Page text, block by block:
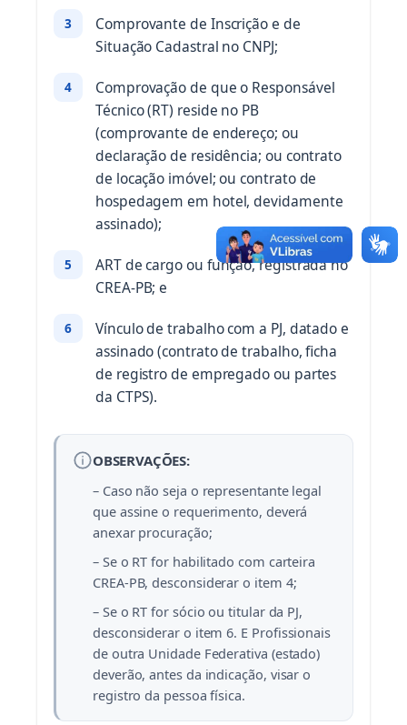
Comprovante de Inscrição e de
Situação Cadastral no CNPJ;
Comprovação de que o Responsável
Técnico (RT) reside no PB
(comprovante de endereço; ou
declaração de residência; ou contrato
de locação imóvel; ou contrato de
hospedagem em hotel, devidamente
assinado);
ART de cargo ou função, registrada no
CREA-PB; e
Vínculo de trabalho com a PJ, datado e
assinado (contrato de trabalho, ficha
de registro de empregado ou partes
da CTPS).
OBSERVAÇÕES:
– Caso não seja o representante legal
que assine o requerimento, deverá
anexar procuração;
– Se o RT for habilitado com carteira
CREA-PB, desconsiderar o item 4;
– Se o RT for sócio ou titular da PJ,
desconsiderar o item 6. E Profissionais
de outra Unidade Federativa (estado)
deverão, antes da indicação, visar o
registro da pessoa física.